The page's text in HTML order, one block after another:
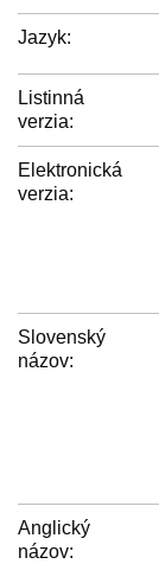
Jazyk:
Listinná
verzia:
Elektronická
verzia:
Slovenský
názov:
Anglický
názov: